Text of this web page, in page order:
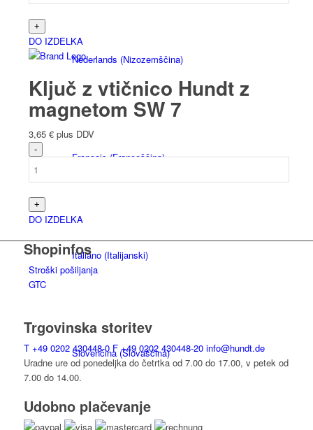
Nederlands (Nizozemščina)
Français(Francoščina)
Italiano(Italijanski)
Slovenčina(Slovaščina)
DO IZDELKA
Ključ z vtičnico Hundt z
magnetom SW 7
3,65 € plus DDV
DO IZDELKA
Shopinfos
Stroški pošiljanja
GTC
Trgovinska storitev
T +49 0202 430448-0 F+49 0202 430448-20 info@hundt.de
Uradne ure od ponedeljka do četrtka od 7.00 do 17.00, v petek od
7.00 do 14.00.
Udobno plačevanje